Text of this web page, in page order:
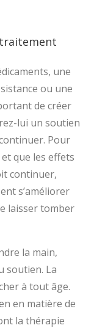
une
ou une
de créer
lui un soutien
Pour
que les effets
continuer,
s’améliorer
laisser tomber
la main,
soutien. La
à tout âge.
en matière de
la thérapie